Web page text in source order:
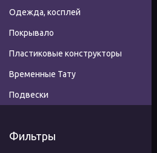
Одежда, косплей
Покрывало
Пластиковые конструкторы
Временные Тату
Подвески
Фильтры